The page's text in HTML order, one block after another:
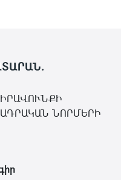
ՆՈՐՄԵՐԻ